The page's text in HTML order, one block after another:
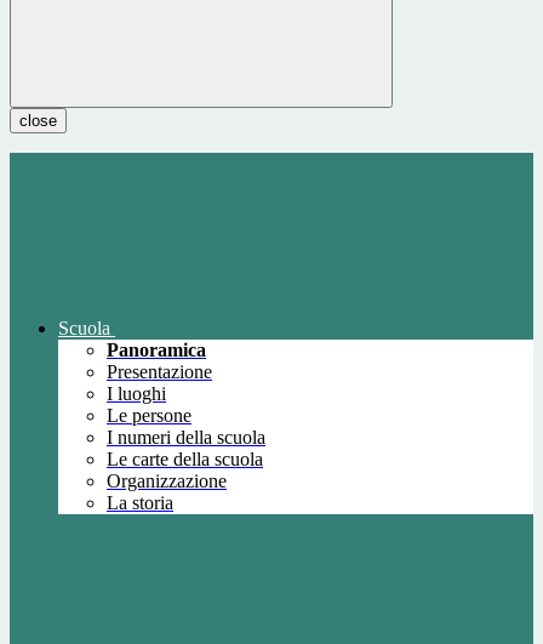
close
Scuola
Panoramica
Presentazione
I luoghi
Le persone
I numeri della scuola
Le carte della scuola
Organizzazione
La storia